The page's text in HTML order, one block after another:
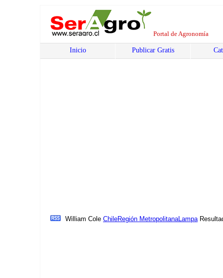
Portal de Agronomía
Inicio Publicar Gratis
William Cole ChileRegión MetropolitanaLampa